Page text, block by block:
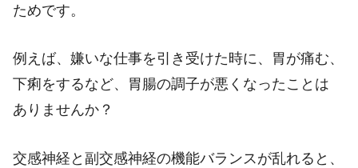
ためです。
例えば、嫌いな仕事を引き受けた時に、胃が痛む、
下痢をするなど、胃腸の調子が悪くなったことは
ありませんか？
交感神経と副交感神経の機能バランスが乱れると、